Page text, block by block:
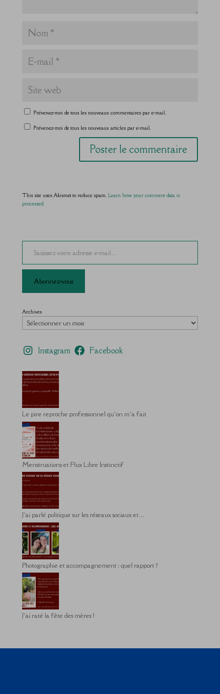
Prévenez-moi de tous les nouveaux commentaires par e-mail.
Prévenez-moi de tous les nouveaux articles par e-mail.
This site uses Akismet to reduce spam. Learn how your comment data is
processed.
Saisissez votre adresse e-mail…
Abonnez-vous
Archives
Instagram Facebook
Le pire reproche professionnel qu’on m’a fait
Menstruations et Flux Libre Instinctif
J’ai parlé politique sur les réseaux sociaux et…
Photographie et accompagnement : quel rapport ?
J’ai raté la fête des mères !